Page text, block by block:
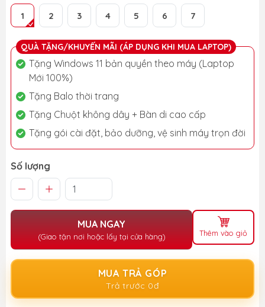
1 2 3 4 5 6 7
QUÀ TẶNG/KHUYẾN MÃI (ÁP DỤNG KHI MUA LAPTOP)
Tặng Windows 11 bản quyền theo máy (Laptop
Mới 100%)
Tặng Balo thời trang
Tặng Chuột không dây + Bàn di cao cấp
Tặng gói cài đặt, bảo dưỡng, vệ sinh máy trọn đời
Số lượng
MUA NGAY
(Giao tận nơi hoặc lấy tại cửa hàng) Thêm vào giỏ
MUA TRẢ GÓP
Trả trước 0đ